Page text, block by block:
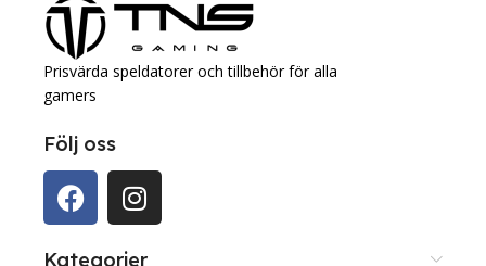
Prisvärda speldatorer och tillbehör för alla
gamers
Följ oss
Kategorier